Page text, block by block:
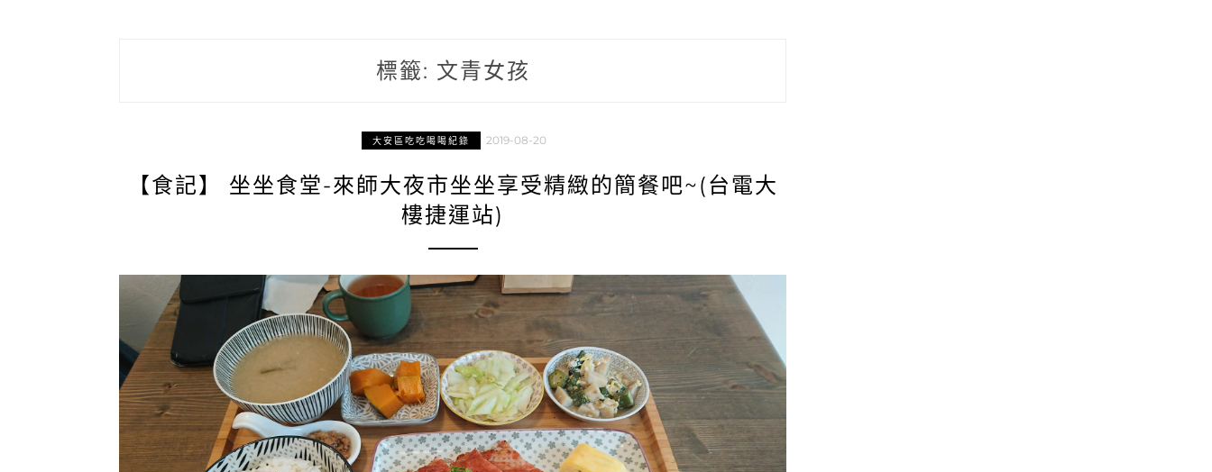
標籤: 文青女孩
大安區吃吃喝喝紀錄 2019-08-20
【食記】 坐坐食堂-來師大夜市坐坐享受精緻的簡餐吧~(台電大
樓捷運站)